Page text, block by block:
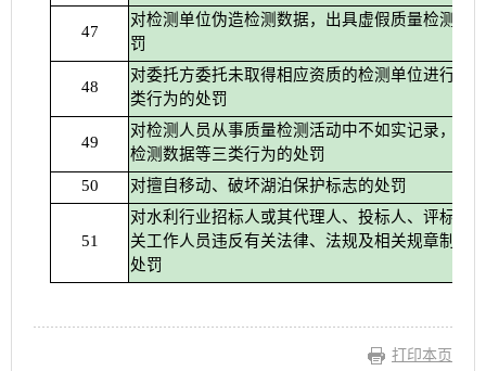
47
对检测单位伪造检测数据，出具虚假质量检测报
罚
48
对委托方委托未取得相应资质的检测单位进行检
类行为的处罚
49
对检测人员从事质量检测活动中不如实记录，随
检测数据等三类行为的处罚
50 对擅自移动、破坏湖泊保护标志的处罚
51
对水利行业招标人或其代理人、投标人、评标专
关工作人员违反有关法律、法规及相关规章制度
处罚
打印本页